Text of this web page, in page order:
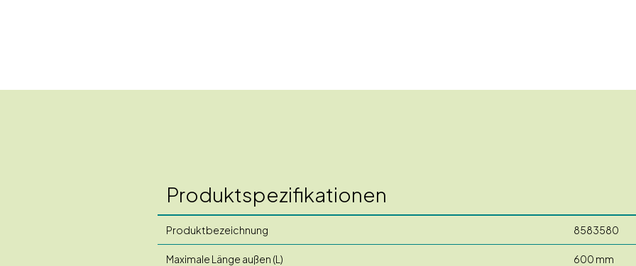
Produktspezifikationen
Produktbezeichnung 8583580
Maximale Länge außen (L) 600 mm